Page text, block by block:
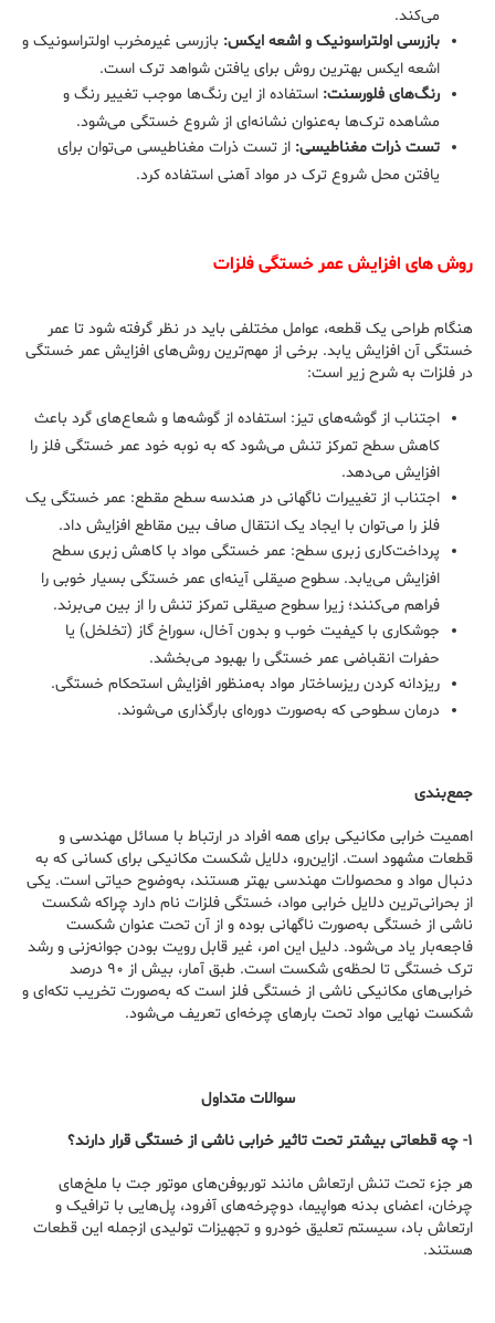
می‌کند.
بازرسی اولتراسونیک و اشعه ایکس: بازرسی غیرمخرب اولتراسونیک و
اشعه ایکس بهترین روش برای یافتن شواهد ترک است.
رنگ‌های فلورسنت: استفاده از این رنگ‌ها موجب تغییر رنگ و
مشاهده ترک‌ها به‌عنوان نشانه‌ای از شروع خستگی می‌شود.
تست ذرات مغناطیسی: از تست ذرات مغناطیسی می‌توان برای
یافتن محل شروع ترک در مواد آهنی استفاده کرد.
روش‌ های افزایش عمر خستگی فلزات
هنگام طراحی یک قطعه، عوامل مختلفی باید در نظر گرفته شود تا عمر
خستگی آن افزایش یابد. برخی از مهم‌ترین روش‌های افزایش عمر خستگی
در فلزات به شرح زیر است:
اجتناب از گوشه‌های تیز: استفاده از گوشه‌ها و شعاع‌های گرد باعث
کاهش سطح تمرکز تنش می‌شود که به نوبه خود عمر خستگی فلز را
افزایش می‌دهد.
اجتناب از تغییرات ناگهانی در هندسه سطح مقطع: عمر خستگی یک
فلز را می‌توان با ایجاد یک انتقال صاف بین مقاطع افزایش داد.
پرداخت‌کاری زبری سطح: عمر خستگی مواد با کاهش زبری سطح
افزایش می‌یابد. سطوح صیقلی آینه‌ای عمر خستگی بسیار خوبی را
فراهم می‌کنند؛ زیرا سطوح صیقلی تمرکز تنش را از بین می‌برند.
جوشکاری با کیفیت خوب و بدون آخال، سوراخ گاز (تخلخل) یا
حفرات انقباضی عمر خستگی را بهبود می‌بخشد.
ریزدانه کردن ریزساختار مواد به‌منظور افزایش استحکام خستگی.
درمان سطوحی که به‌صورت دوره‌ای بارگذاری می‌شوند.
جمع‌بندی
اهمیت خرابی مکانیکی برای همه افراد در ارتباط با مسائل مهندسی و
قطعات مشهود است. ازاین‌رو، دلایل شکست مکانیکی برای کسانی که به
دنبال مواد و محصولات مهندسی بهتر هستند، به‌وضوح حیاتی است. یکی
از بحرانی‌ترین دلایل خرابی مواد، خستگی فلزات نام دارد چراکه شکست
ناشی از خستگی به‌صورت ناگهانی بوده و از آن تحت عنوان شکست
فاجعه‌بار یاد می‌شود. دلیل این امر، غیر قابل رویت بودن جوانه‌زنی و رشد
ترک خستگی تا لحظه‌ی شکست است. طبق آمار، بیش از ۹۰ درصد
خرابی‌های مکانیکی ناشی از خستگی فلز است که به‌صورت تخریب تکه‌ای و
شکست نهایی مواد تحت بارهای چرخه‌ای تعریف می‌شود.
سوالات متداول
۱- چه قطعاتی بیشتر تحت تاثیر خرابی ناشی از خستگی قرار دارند؟
هر جزء تحت تنش ارتعاش مانند توربوفن‌های موتور جت با ملخ‌های
چرخان، اعضای بدنه هواپیما، دوچرخه‌های آفرود، پل‌هایی با ترافیک و
ارتعاش باد، سیستم تعلیق خودرو و تجهیزات تولیدی ازجمله این قطعات
هستند.